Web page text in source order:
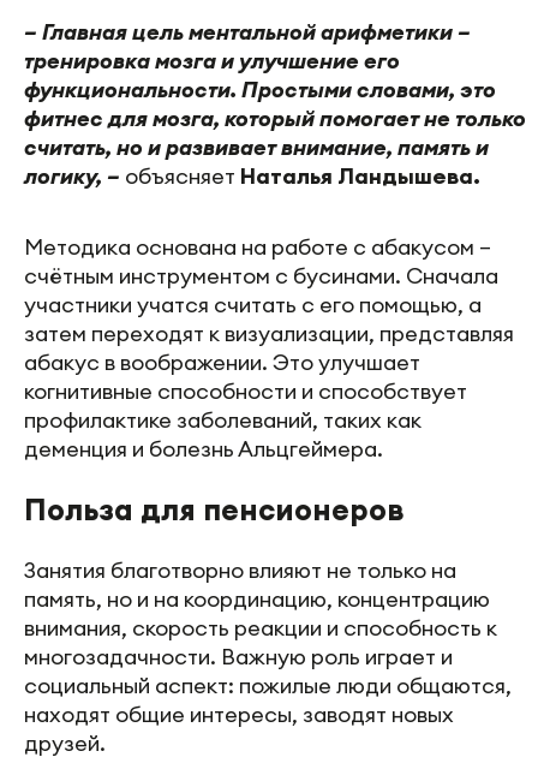
– Главная цель ментальной арифметики –
тренировка мозга и улучшение его
функциональности. Простыми словами, это
фитнес для мозга, который помогает не только
считать, но и развивает внимание, память и
логику, – объясняет Наталья Ландышева.
Методика основана на работе с абакусом –
счётным инструментом с бусинами. Сначала
участники учатся считать с его помощью, а
затем переходят к визуализации, представляя
абакус в воображении. Это улучшает
когнитивные способности и способствует
профилактике заболеваний, таких как
деменция и болезнь Альцгеймера.
Польза для пенсионеров
Занятия благотворно влияют не только на
память, но и на координацию, концентрацию
внимания, скорость реакции и способность к
многозадачности. Важную роль играет и
социальный аспект: пожилые люди общаются,
находят общие интересы, заводят новых
друзей.